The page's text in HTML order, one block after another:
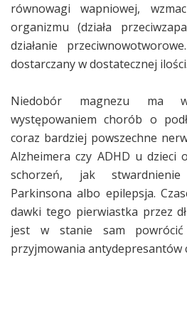
równowagi wapniowej,
organizmu (działa
działanie
dostarczany w dostatecznej ilości.
Niedobór magnezu ma
występowaniem chorób o
coraz bardziej powszechne
Alzheimera czy ADHD u dzieci
schorzeń, jak
Parkinsona albo epilepsja.
dawki tego pierwiastka przez
jest w stanie sam
przyjmowania antydepresantów